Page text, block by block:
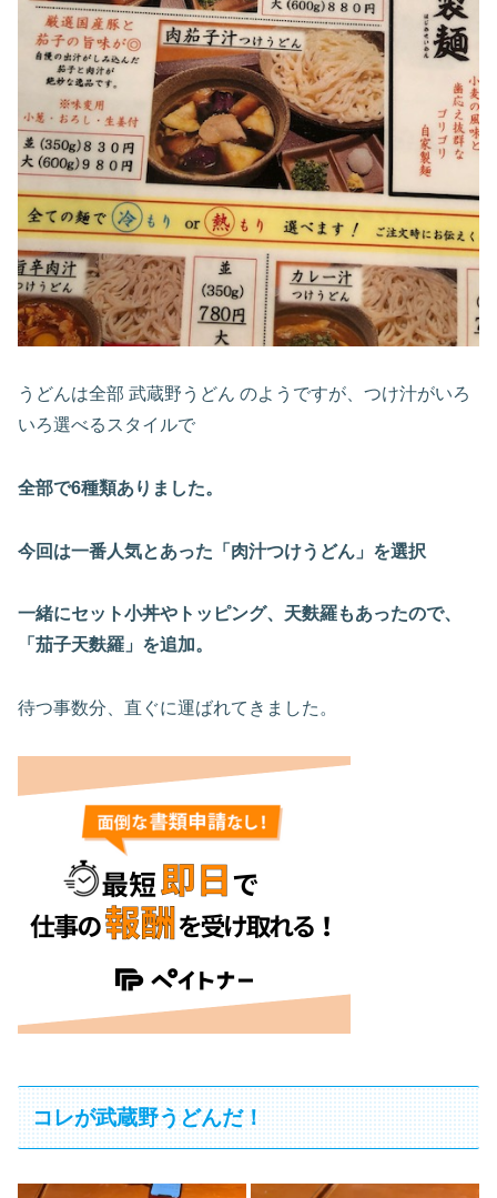
うどんは全部 武蔵野うどん のようですが、つけ汁がいろ
いろ選べるスタイルで
全部で6種類ありました。
今回は一番人気とあった「肉汁つけうどん」を選択
一緒にセット小丼やトッピング、天麩羅もあったので、
「茄子天麩羅」を追加。
待つ事数分、直ぐに運ばれてきました。
コレが武蔵野うどんだ！